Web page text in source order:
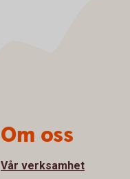
Om oss
Vår verksamhet